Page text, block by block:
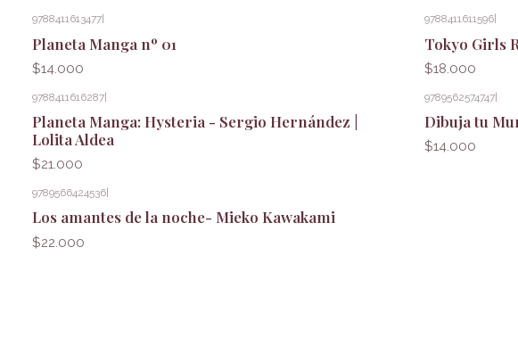
9788411613477
Planeta Manga nº 01
$14.000
9788411611596|
Tokyo Girls
$18.000
9788411616287|
Planeta Manga: Hysteria - Sergio Hernández |
Lolita Aldea
$21.000
9789562574747|
Dibuja tu
$14.000
9789566424536
Los amantes de la noche- Mieko Kawakami
$22.000